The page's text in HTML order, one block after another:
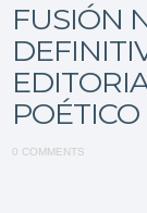
FUSIÓN
POÉTICO
0 COMMENTS